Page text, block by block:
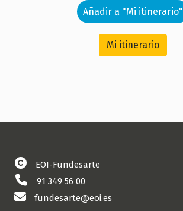
Añadir a "Mi itinerario"
Mi itinerario
EOI-Fundesarte
91 349 56 00
fundesarte@eoi.es